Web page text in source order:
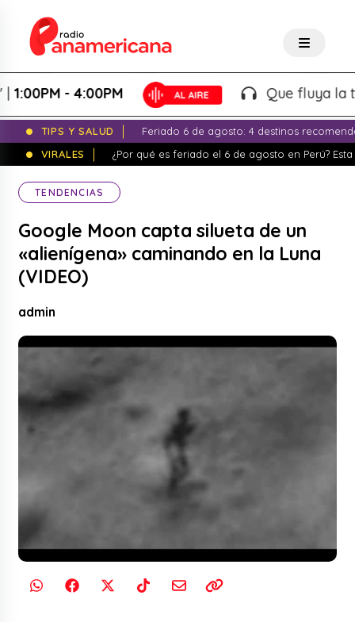
- 4:00PM Que fluya la
TIPS Y SALUD
Feriado 6 de agosto: 4 destinos
VIRALES
¿Por qué es feriado el 6 de agosto en Perú?
TENDENCIAS
Google Moon capta silueta de un
«alienígena» caminando en la Luna
(VIDEO)
admin